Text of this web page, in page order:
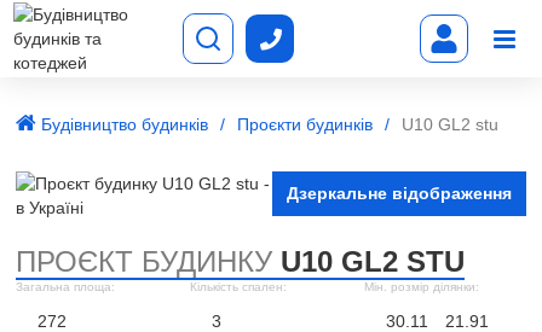
Будівництво будинків Проєкти будинків U10 GL2 stu
Дзеркальне відображення
ПРОЄКТ БУДИНКУ U10 GL2 STU
Загальна площа:
272
Кількість спален:
3
Мін. розмір ділянки:
30.11 21.91